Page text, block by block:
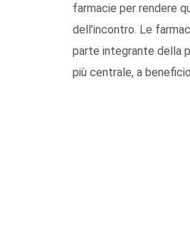
farmacie per rendere
dell’incontro. Le
parte integrante della
più centrale, a